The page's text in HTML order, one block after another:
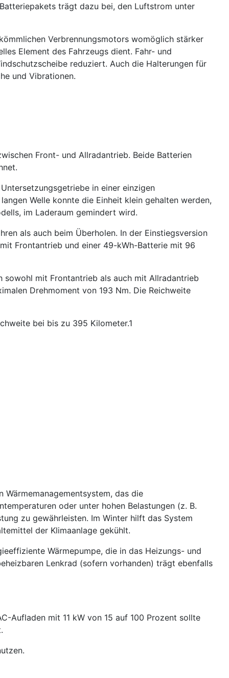
trägt dazu bei, den Luftstrom unter
Verbrennungsmotors womöglich stärker
Element des Fahrzeugs dient. Fahr- und
reduziert. Auch die Halterungen für
und Vibrationen.
Front- und Allradantrieb. Beide Batterien
in einer einzigen
Welle konnte die Einheit klein gehalten werden,
im Laderaum gemindert wird.
als auch beim Überholen. In der Einstiegsversion
Frontantrieb und einer 49-kWh-Batterie mit 96
mit Frontantrieb als auch mit Allradantrieb
Drehmoment von 193 Nm. Die Reichweite
bei bis zu 395 Kilometer.1
das die
oder unter hohen Belastungen (z. B.
zu gewährleisten. Im Winter hilft das System
der Klimaanlage gekühlt.
Wärmepumpe, die in das Heizungs- und
Lenkrad (sofern vorhanden) trägt ebenfalls
Aufladen mit 11 kW von 15 auf 100 Prozent sollte